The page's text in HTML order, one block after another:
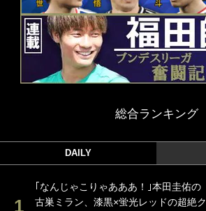
総合ランキング
DAILY
｢なんじゃこりゃあああ！｣本田圭佑の
古巣ミラン、漆黒×蛍光レッドの超絶ク